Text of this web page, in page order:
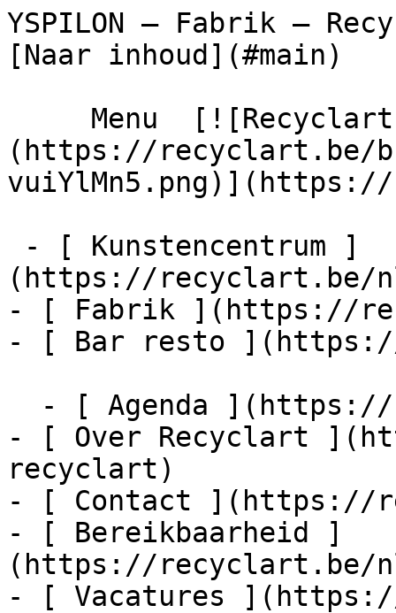
YSPILON – Fabrik –
[Naar inhoud](#main)
(https://recyclart.be/
(https://recyclart.be/
- [ Fabrik ](https://
- [ Bar resto
- [ Over Recyclart
recyclart)
- [ Contact ](https://
- [ Bereikbaarheid ]
(https://recyclart.be/
- [ Vacatures